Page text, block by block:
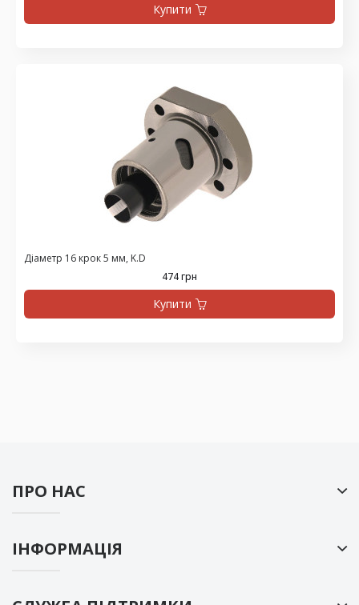
Купити
Діаметр 16 крок 5 мм, K.D
474 грн
Купити
ПРО НАС
ІНФОРМАЦІЯ